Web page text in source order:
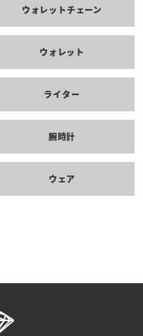
ウォレットチェーン
ウォレット
ライター
腕時計
ウェア